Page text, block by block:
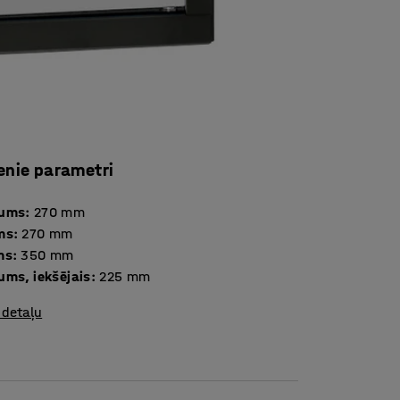
parametri
: 270 mm
: 270 mm
: 350 mm
iekšējais: 225 mm